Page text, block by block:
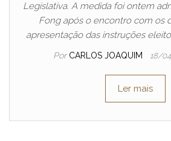
Legislativa. A medida foi ontem
Fong após o encontro com os
apresentação das instruções
Por CARLOS JOAQUIM 18/
Ler mais